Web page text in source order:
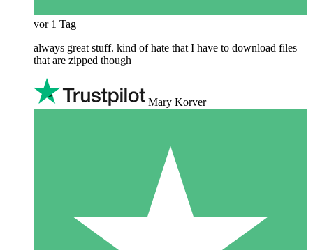
vor 1 Tag
always great stuff. kind of hate that I have to download files
that are zipped though
Mary Korver